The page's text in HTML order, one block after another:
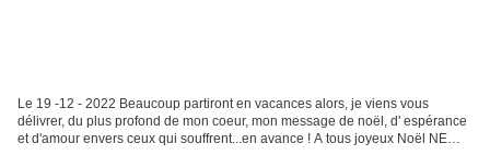
Le 19 -12 - 2022 Beaucoup partiront en vacances alors, je viens vous
délivrer, du plus profond de mon coeur, mon message de noël, d' espérance
et d'amour envers ceux qui souffrent...en avance ! A tous joyeux Noël NE